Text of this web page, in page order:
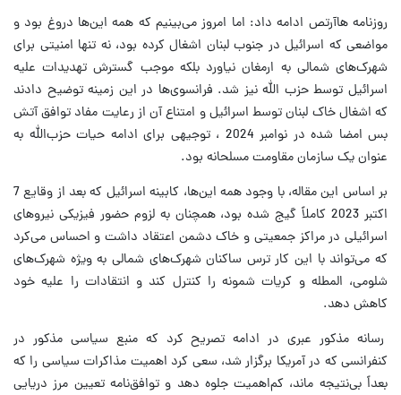
روزنامه هاآرتص ادامه داد: اما امروز می‌بینیم که همه این‌ها دروغ بود و
مواضعی که اسرائیل در جنوب لبنان اشغال کرده بود، نه تنها امنیتی برای
شهرک‌های شمالی به ارمغان نیاورد بلکه موجب گسترش تهدیدات علیه
اسرائیل توسط حزب الله نیز شد. فرانسوی‌ها در این زمینه توضیح دادند
که اشغال خاک لبنان توسط اسرائیل و امتناع آن از رعایت مفاد توافق آتش
بس امضا شده در نوامبر 2024 ، توجیهی برای ادامه حیات حزب‌الله به
عنوان یک سازمان مقاومت مسلحانه بود.
بر اساس این مقاله، با وجود همه این‌ها، کابینه اسرائیل که بعد از وقایع 7
اکتبر 2023 کاملاً گیج شده بود، همچنان به لزوم حضور فیزیکی نیروهای
اسرائیلی در مراکز جمعیتی و خاک دشمن اعتقاد داشت و احساس می‌کرد
که می‌تواند با این کار ترس ساکنان شهرک‌های شمالی به ویژه شهرک‌های
شلومی، المطله و کریات شمونه را کنترل کند و انتقادات را علیه خود
کاهش دهد.
رسانه مذکور عبری در ادامه تصریح کرد که منبع سیاسی مذکور در
کنفرانسی که در آمریکا برگزار شد، سعی کرد اهمیت مذاکرات سیاسی را که
بعداً بی‌نتیجه ماند، کم‌اهمیت جلوه دهد و توافق‌نامه تعیین مرز دریایی